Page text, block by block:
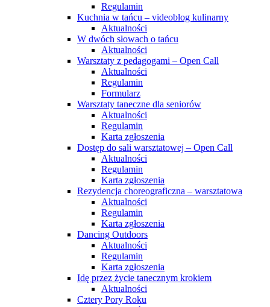
Regulamin
Kuchnia w tańcu – videoblog kulinarny
Aktualności
W dwóch słowach o tańcu
Aktualności
Warsztaty z pedagogami – Open Call
Aktualności
Regulamin
Formularz
Warsztaty taneczne dla seniorów
Aktualności
Regulamin
Karta zgłoszenia
Dostęp do sali warsztatowej – Open Call
Aktualności
Regulamin
Karta zgłoszenia
Rezydencja choreograficzna – warsztatowa
Aktualności
Regulamin
Karta zgłoszenia
Dancing Outdoors
Aktualności
Regulamin
Karta zgłoszenia
Idę przez życie tanecznym krokiem
Aktualności
Cztery Pory Roku